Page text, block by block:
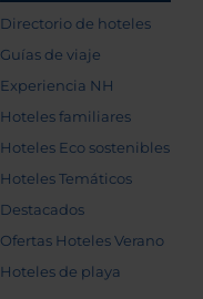
Directorio de hoteles
Guías de viaje
Experiencia NH
Hoteles familiares
Hoteles Eco sostenibles
Hoteles Temáticos
Destacados
Ofertas Hoteles Verano
Hoteles de playa